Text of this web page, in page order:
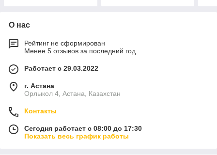
О нас
Рейтинг не сформирован
Менее 5 отзывов за последний год
Работает с 29.03.2022
г. Астана
Орлыкол 4, Астана, Казахстан
Контакты
Сегодня работает с 08:00 до 17:30
Показать весь график работы